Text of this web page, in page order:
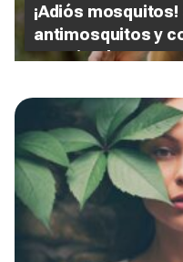
¡Adiós
antimosquitos y
sus picaduras